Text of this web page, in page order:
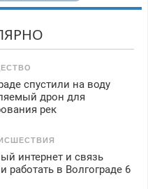
спустили на воду
дрон для
рек
интернет и связь
работать в Волгограде 6